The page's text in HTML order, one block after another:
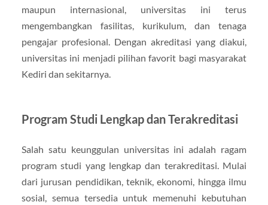
maupun internasional, universitas ini terus
mengembangkan fasilitas, kurikulum, dan tenaga
pengajar profesional. Dengan akreditasi yang diakui,
universitas ini menjadi pilihan favorit bagi masyarakat
Kediri dan sekitarnya.
Program Studi Lengkap dan Terakreditasi
Salah satu keunggulan universitas ini adalah ragam
program studi yang lengkap dan terakreditasi. Mulai
dari jurusan pendidikan, teknik, ekonomi, hingga ilmu
sosial, semua tersedia untuk memenuhi kebutuhan